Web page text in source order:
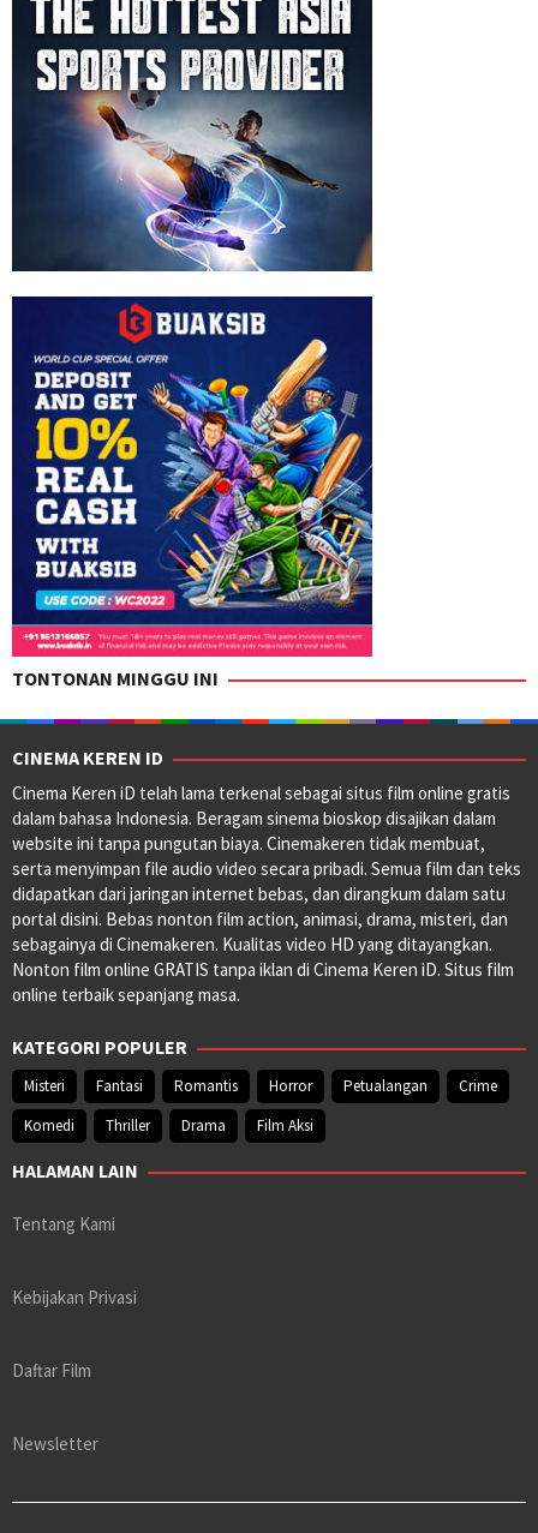
TONTONAN MINGGU INI
CINEMA KEREN ID
Cinema Keren iD telah lama terkenal sebagai situs film online gratis
dalam bahasa Indonesia. Beragam sinema bioskop disajikan dalam
website ini tanpa pungutan biaya. Cinemakeren tidak membuat,
serta menyimpan file audio video secara pribadi. Semua film dan teks
didapatkan dari jaringan internet bebas, dan dirangkum dalam satu
portal disini. Bebas nonton film action, animasi, drama, misteri, dan
sebagainya di Cinemakeren. Kualitas video HD yang ditayangkan.
Nonton film online GRATIS tanpa iklan di Cinema Keren iD. Situs film
online terbaik sepanjang masa.
KATEGORI POPULER
Misteri Fantasi Romantis Horror Petualangan
Crime
Komedi
Thriller Drama Film Aksi
HALAMAN LAIN
Tentang Kami
Kebijakan Privasi
Daftar Film
Newsletter